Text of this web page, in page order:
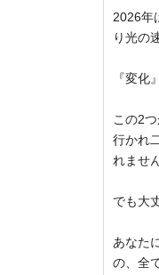
2026年
り光の
『変化
この2
行かれ
れませ
でも大
あなた
の、全